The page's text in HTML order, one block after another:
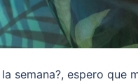
semana?, espero que